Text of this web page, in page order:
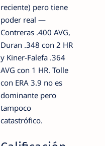
reciente) pero tiene
poder real —
Contreras .400 AVG,
Duran .348 con 2 HR
y Kiner-Falefa .364
AVG con 1 HR. Tolle
con ERA 3.9 no es
dominante pero
tampoco
catastrófico.